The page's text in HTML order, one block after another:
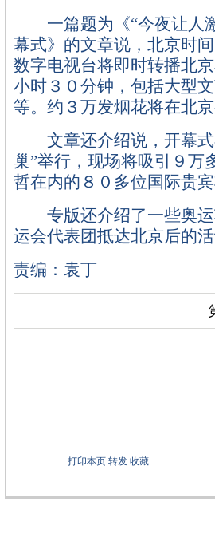
一篇题为《“今夜让人
幕式》的文章说，北京时
数字电视台将即时转播北
小时３０分钟，包括大型
等。约３万发烟花将在北
文章还介绍说，开幕式
巢”举行，现场将吸引９万
哲在内的８０多位国际贵宾
专版还介绍了一些奥运
运会代表团抵达北京后的活
责编：袁丁
打印本页 转发 收藏